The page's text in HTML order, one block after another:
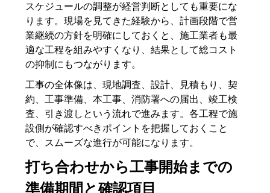
スケジュールの調整が経営判断としても重要にな
ります。現場を見てきた経験から、計画段階で営
業継続の方針を明確にしておくと、施工業者も最
適な工程を組みやすくなり、結果として総コスト
の抑制にもつながります。
工事の全体像は、現地調査、設計、見積もり、契
約、工事準備、本工事、消防署への届出、竣工検
査、引き渡しという流れで進みます。各工程で施
設側が確認すべきポイントを把握しておくこと
で、スムーズな進行が可能になります。
打ち合わせから工事開始までの
準備期間と確認項目